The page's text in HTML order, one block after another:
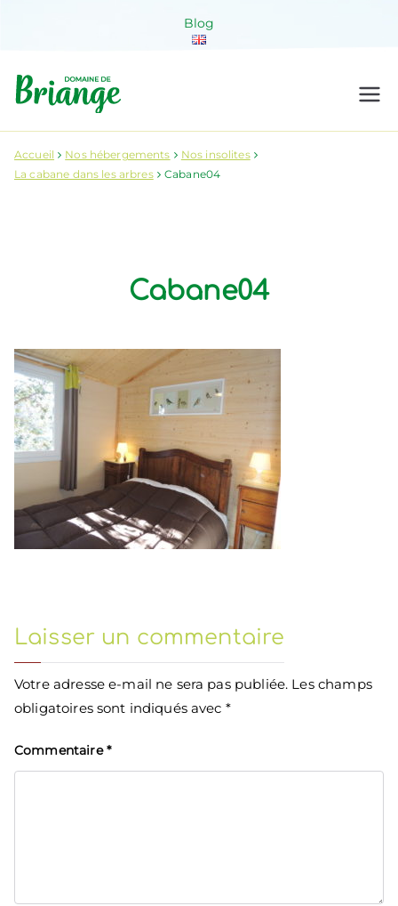
Blog
Briange
Accueil Nos hébergements
Nos insolites
La cabane dans les arbres
Cabane04
Cabane04
Laisser un commentaire
Votre adresse e-mail ne sera pas publiée. Les champs
obligatoires sont indiqués avec *
Commentaire*